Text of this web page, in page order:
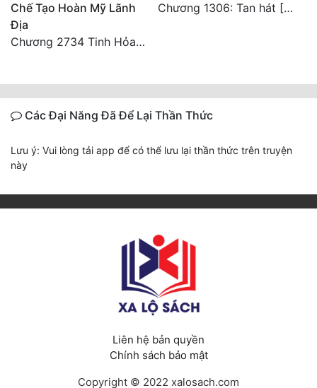
Chế Tạo Hoàn Mỹ Lãnh
Địa
Chương 2734 Tinh Hỏa (Đại kết cục) (2)
Chương 1306: Tan hát [Đại Kết Cục]
Các Đại Năng Đã Để Lại Thần Thức
Lưu ý: Vui lòng tải app để có thể lưu lại thần thức trên truyện
này
Liên hệ bản quyền
Chính sách bảo mật
Copyright © 2022 xalosach.com